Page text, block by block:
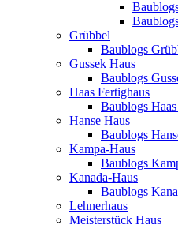
Grübbel
Baublogs
Gussek Haus
Baublogs
Haas Fertighaus
Baublogs
Hanse Haus
Baublogs
Kampa-Haus
Baublogs
Kanada-Haus
Baublogs
Lehnerhaus
Meisterstück Haus